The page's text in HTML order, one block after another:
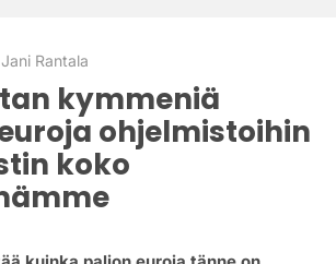
Jani Rantala
kymmeniä
ohjelmistoihin
koko